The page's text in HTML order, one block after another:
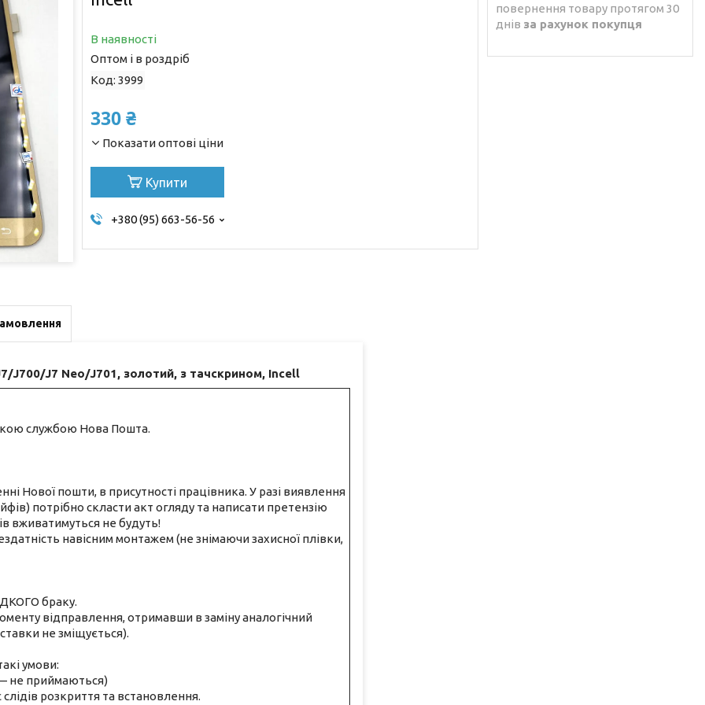
В наявності
Оптом і в роздріб
Код: 3999
330 ₴
Показати оптові ціни
Купити
+380 (95) 663-56-56
повернення товару протягом 30
днів за рахунок покупця
J700/J7 Neo/J701, золотий, з тачскрином, Incell
службою Нова Пошта.
Нової пошти, в присутності працівника. У разі виявлення
потрібно скласти акт огляду та написати претензію
вживатимуться не будуть!
навісним монтажем (не знімаючи захисної плівки,
браку.
відправлення, отримавши в заміну аналогічний
не зміщується).
умови:
— не приймаються)
розкриття та встановлення.